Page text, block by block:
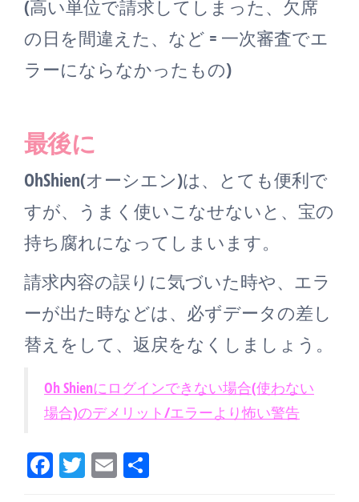
(高い単位で請求してしまった、欠席
の日を間違えた、など = 一次審査でエ
ラーにならなかったもの)
最後に
OhShien(オーシエン)は、とても便利で
すが、うまく使いこなせないと、宝の
持ち腐れになってしまいます。
請求内容の誤りに気づいた時や、エラ
ーが出た時などは、必ずデータの差し
替えをして、返戻をなくしましょう。
Oh Shienにログインできない場合(使わない
場合)のデメリット/エラーより怖い警告
Fa T E